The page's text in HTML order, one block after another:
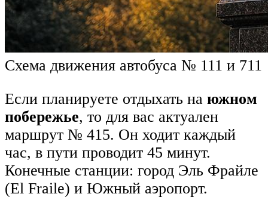
Схема движения автобуса № 111 и 711
Если планируете отдыхать на южном
побережье, то для вас актуален
маршрут № 415. Он ходит каждый
час, в пути проводит 45 минут.
Конечные станции: город Эль Фрайле
(El Fraile) и Южный аэропорт.